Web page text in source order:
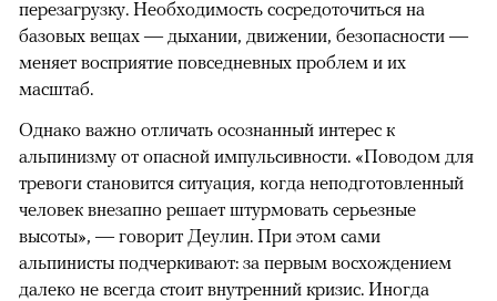
перезагрузку. Необходимость сосредоточиться на
базовых вещах — дыхании, движении, безопасности —
меняет восприятие повседневных проблем и их
масштаб.
Однако важно отличать осознанный интерес к
альпинизму от опасной импульсивности. «Поводом для
тревоги становится ситуация, когда неподготовленный
человек внезапно решает штурмовать серьезные
высоты», — говорит Деулин. При этом сами
альпинисты подчеркивают: за первым восхождением
далеко не всегда стоит внутренний кризис. Иногда